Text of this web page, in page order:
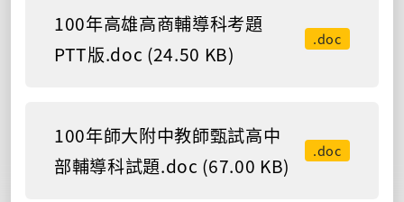
100年高雄高商輔導科考題
PTT版.doc (24.50 KB)
.doc
100年師大附中教師甄試高中
部輔導科試題.doc (67.00 KB)
.doc